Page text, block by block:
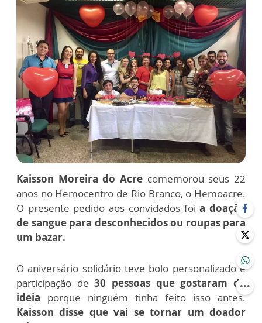
Kaisson Moreira do Acre comemorou seus 22
anos no Hemocentro de Rio Branco, o Hemoacre.
O presente pedido aos convidados foia doação
de sangue para desconhecidos ou roupas para
um bazar.
O aniversário solidário teve bolo personalizado e
participação de 30 pessoas que gostaram da
ideia porque ninguém tinha feito isso antes.
Kaisson disse que vai se tornar um doador